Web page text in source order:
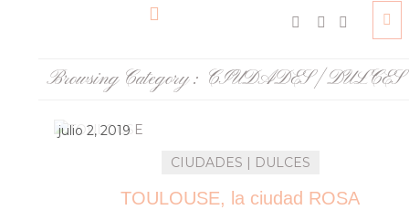
Browsing Category : CIUDADES | DULCES
julio 2, 2019
CIUDADES | DULCES
TOULOUSE, la ciudad ROSA